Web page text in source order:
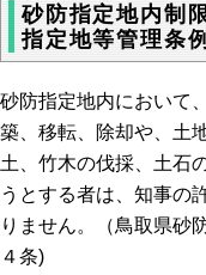
砂防指定地内制
指定地等管理条例
砂防指定地内において
築、移転、除却や、土
土、竹木の伐採、土石
うとする者は、知事の
りません。（鳥取県砂
４条)